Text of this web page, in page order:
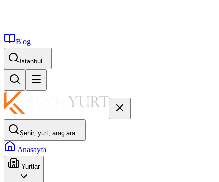
Blog
İstanbul...
Şehir, yurt, araç ara…
Anasayfa
Yurtlar